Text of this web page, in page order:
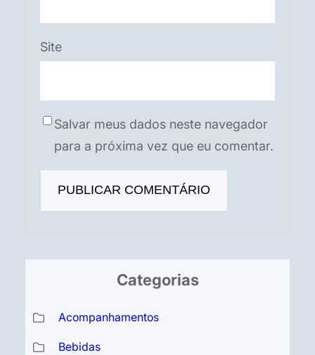
Site
Salvar meus dados neste navegador
para a próxima vez que eu comentar.
Categorias
Acompanhamentos
Bebidas